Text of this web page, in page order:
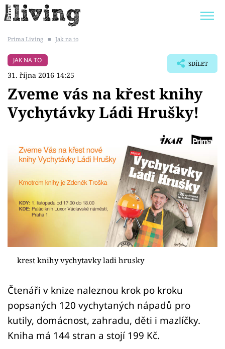
BYDLENÍ SLAVNÝCH
Bydlení
Zahrada
Design
Přihlášení
Sledujte nás
Prima Living ■ Jak na to
JAK NA TO
31. října 2016 14:25
SDÍLET
Zveme vás na křest knihy
Vychytávky Ládi Hrušky!
krest knihy vychytavky ladi hrusky
Čtenáři v knize naleznou krok po kroku
popsaných 120 vychytaných nápadů pro
kutily, domácnost, zahradu, děti i mazlíčky.
Kniha má 144 stran a stojí 199 Kč.